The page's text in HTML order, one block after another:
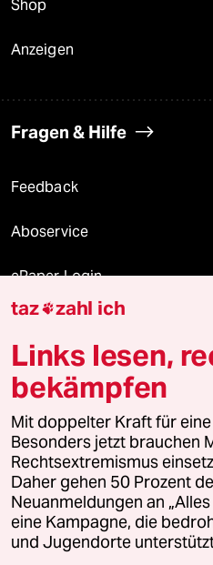
Shop
Anzeigen
Fragen & Hilfe
Feedback
Aboservice
ePaper Login
Downloads für Abonnierende
© 2026 taz Verlags und
Alle Rechte vorbehalten. Bei
wenden Sie sich bitte an
Feedback Redaktionsstatut
Leitlinie Informant
taz zahl ich
Links lesen,
bekämpfen
Mit doppelter Kraft für
Besonders jetzt brauchen
Rechtsextremismus
Daher gehen 50 Prozent
Neuanmeldungen an
eine Kampagne, die
und Jugendorte